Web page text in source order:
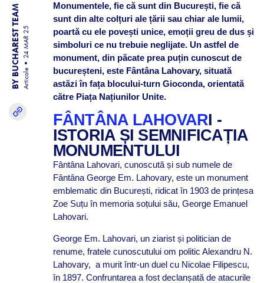
BY BUCHAREST TEAM Articole
24 MAR 25
Monumentele, fie că sunt din București, fie că
sunt din alte colțuri ale țării sau chiar ale lumii,
poartă cu ele povești unice, emoții greu de dus și
simboluri ce nu trebuie neglijate. Un astfel de
monument, din păcate prea puțin cunoscut de
bucureșteni, este Fântâna Lahovary, situată
astăzi în fața blocului-turn Gioconda, orientată
către Piața Națiunilor Unite.
FÂNTÂNA LAHOVARI -
ISTORIA ȘI SEMNIFICAȚIA
MONUMENTULUI
Fântâna Lahovari, cunoscută și sub numele de
Fântâna George Em. Lahovary, este un monument
emblematic din București, ridicat în 1903 de prințesa
Zoe Suțu în memoria soțului său, George Emanuel
Lahovari.
George Em. Lahovari, un ziarist și politician de
renume, fratele cunoscutului om politic Alexandru N.
Lahovary, a murit într-un duel cu Nicolae Filipescu,
în 1897. Confruntarea a fost declanșată de atacurile